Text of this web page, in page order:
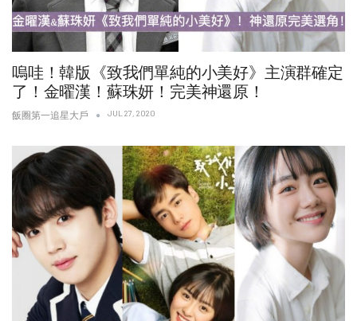
嗚哇！韓版《致我們單純的小美好》主演群確定
了！金曜漢！蘇珠妍！完美神還原！
飯圈第一追星大戶 JUL 27, 2020